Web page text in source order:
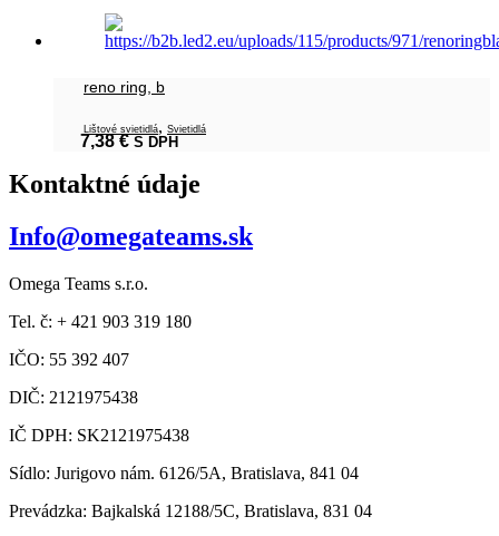
reno ring, b
Lištové svietidlá, Svietidlá
7,38€ S DPH
Kontaktné údaje
Info@omegateams.sk
Omega Teams s.r.o.
Tel. č: + 421 903 319 180
IČO: 55 392 407
DIČ: 2121975438
IČ DPH: SK2121975438
Sídlo: Jurigovo nám. 6126/5A, Bratislava, 841 04
Prevádzka: Bajkalská 12188/5C, Bratislava, 831 04